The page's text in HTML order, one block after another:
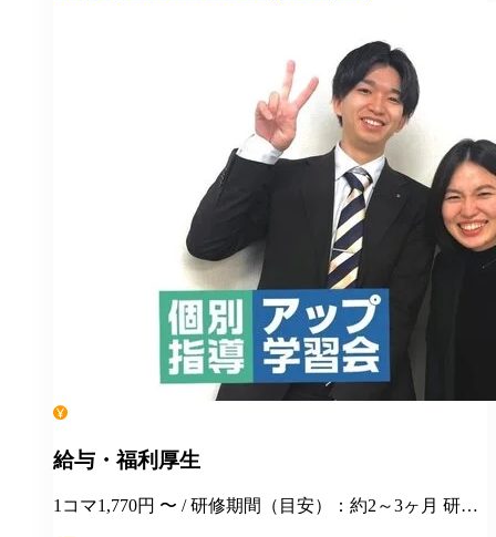
給与・福利厚生
1コマ1,770円 〜 / 研修期間（目安）：約2～3ヶ月 研修